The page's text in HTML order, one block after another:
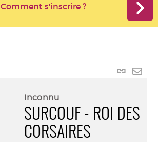
Comment s'inscrire ?
Lien
mail
Inconnu
SURCOUF - ROI DES
CORSAIRES